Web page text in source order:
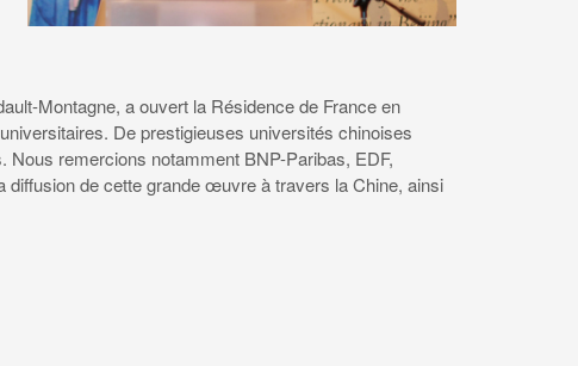
Montagne, a ouvert la Résidence de France en
De prestigieuses universités chinoises
remercions notamment BNP-Paribas, EDF,
diffusion de cette grande œuvre à travers la Chine, ainsi